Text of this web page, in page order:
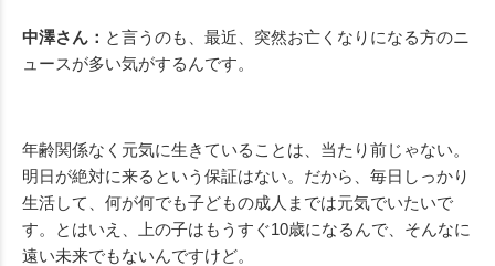
中澤さん： と言うのも、最近、突然お亡くなりになる方のニ
ュースが多い気がするんです。
年齢関係なく元気に生きていることは、当たり前じゃない。
明日が絶対に来るという保証はない。だから、毎日しっかり
生活して、何が何でも子どもの成人までは元気でいたいで
す。とはいえ、上の子はもうすぐ10歳になるんで、そんなに
遠い未来でもないんですけど。